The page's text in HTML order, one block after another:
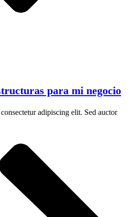
para mi negocio
adipiscing elit. Sed auctor